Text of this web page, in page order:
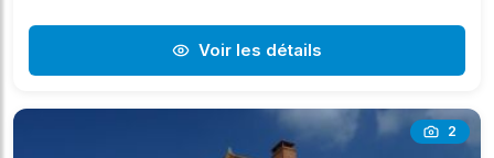
Voir les détails
2